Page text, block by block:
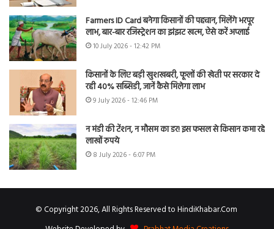
Farmers ID Card बनेगा किसानों की पहचान, मिलेंगे भरपूर
लाभ, बार-बार रजिस्ट्रेशन का झंझट खत्म, ऐसे करें अप्लाई
10 July 2026 - 12:42 PM
किसानों के लिए बड़ी खुशखबरी, फूलों की खेती पर सरकार दे
रही 40% सब्सिडी, जानें कैसे मिलेगा लाभ
9 July 2026 - 12:46 PM
न मंडी की टेंशन, न मौसम का डर! इस फसल से किसान कमा रहे
लाखों रुपये
8 July 2026 - 6:07 PM
© Copyright 2026, All Rights Reserved to HindiKhabar.Com